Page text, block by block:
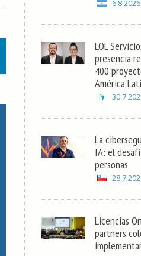
6.8.2026
LOL
presencia
400
América
La
IA: el
personas
Licencias
partners